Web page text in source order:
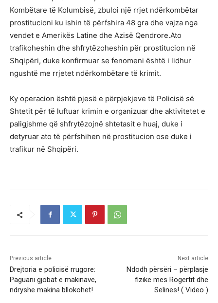
Kombëtare të Kolumbisë, zbuloi një rrjet ndërkombëtar
prostitucioni ku ishin të përfshira 48 gra dhe vajza nga
vendet e Amerikës Latine dhe Azisë Qendrore.Ato
trafikoheshin dhe shfrytëzoheshin për prostitucion në
Shqipëri, duke konfirmuar se fenomeni është i lidhur
ngushtë me rrjetet ndërkombëtare të krimit.
Ky operacion është pjesë e përpjekjeve të Policisë së
Shtetit për të luftuar krimin e organizuar dhe aktivitetet e
paligjshme që shfrytëzojnë shtetasit e huaj, duke i
detyruar ato të përfshihen në prostitucion ose duke i
trafikur në Shqipëri.
Previous article
Drejtoria e policisë rrugore:
Paguani gjobat e makinave,
ndryshe makina bllokohet!
Next article
Ndodh përsëri – përplasje
fizike mes Rogertit dhe
Selines! ( Video )